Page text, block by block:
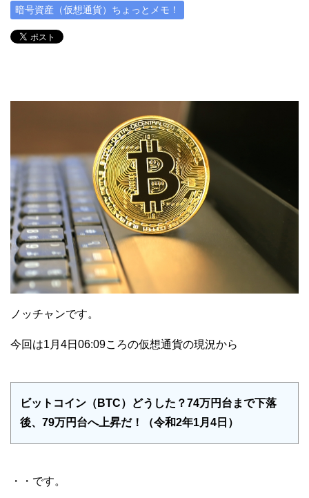
暗号資産（仮想通貨）ちょっとメモ！
ノッチャンです。
今回は1月4日06:09ころの仮想通貨の現況から
ビットコイン（BTC）どうした？74万円台まで下落
後、79万円台へ上昇だ！（令和2年1月4日）
・・です。